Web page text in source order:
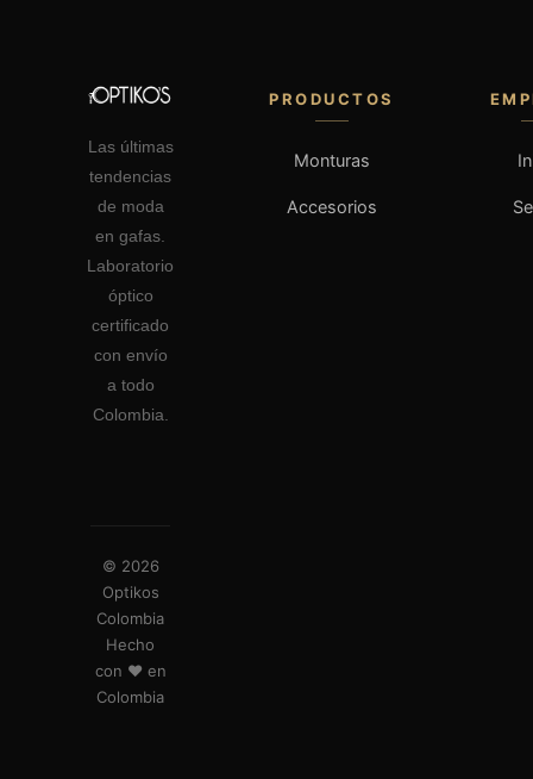
Las últimas
tendencias
de moda
en gafas.
Laboratorio
óptico
certificado
con envío
a todo
Colombia.
PRODUCTOS
Monturas
Accesorios
© 2026
Optikos
Colombia
Hecho
con ❤️ en
Colombia